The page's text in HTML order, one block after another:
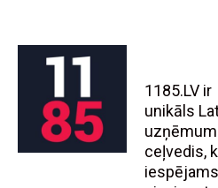
1185.LV ir
unikāls
ceļvedis,
iespējams